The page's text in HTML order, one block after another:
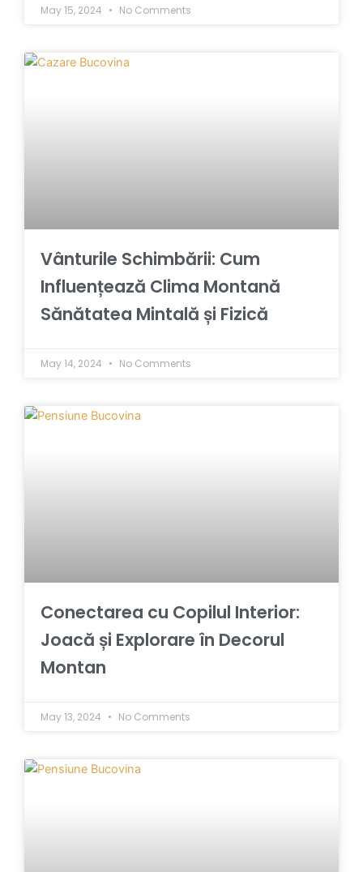
May 15, 2024 No Comments
Vânturile Schimbării: Cum
Influențează Clima Montană
Sănătatea Mintală și Fizică
May 14, 2024 No Comments
Conectarea cu Copilul Interior:
Joacă și Explorare în Decorul
Montan
May 13, 2024 No Comments